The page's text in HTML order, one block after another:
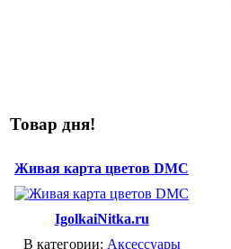
Товар дня!
Живая карта цветов DMC
IgolkaiNitka.ru
В категории: Аксессуары